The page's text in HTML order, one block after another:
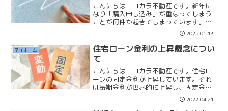
こんにちはココカラ不動産です。新年に
なり「購入申し込み」が重なってしまう
ことが何件か起きてしまっています。何
とか売主業者様との交渉で「一番手」を
勝ち取ることができていますが、とても
痺れる週末を迎えています。 人気エリ
アの物件ともなると週末に...
2025.01.13
マイホーム
住宅ローン金利の上昇懸念につい
て
こんにちはココカラ不動産です。住宅ロ
ーンの固定金利が上昇しています。それ
は長期金利が世界的に上昇し、固定金利
型の金利は長期金利に連動しているから
です。フラット35の2022年の金利の推移
2022.04.21